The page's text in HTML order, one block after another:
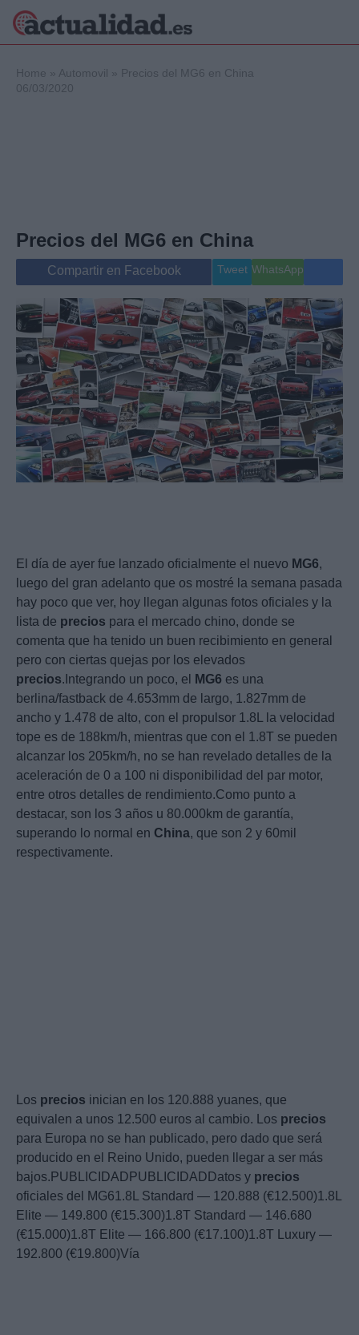
Internacional
Salud y Bienestar
Gente
Musica
Home » Automovil » Precios del MG6 en China
06/03/2020
Precios del MG6 en China
Compartir en Facebook Tweet WhatsApp
El día de ayer fue lanzado oficialmente el nuevo MG6,
luego del gran adelanto que os mostré la semana pasada
hay poco que ver, hoy llegan algunas fotos oficiales y la
lista de precios para el mercado chino, donde se
comenta que ha tenido un buen recibimiento en general
pero con ciertas quejas por los elevados
precios.Integrando un poco, el MG6 es una
berlina/fastback de 4.653mm de largo, 1.827mm de
ancho y 1.478 de alto, con el propulsor 1.8L la velocidad
tope es de 188km/h, mientras que con el 1.8T se pueden
alcanzar los 205km/h, no se han revelado detalles de la
aceleración de 0 a 100 ni disponibilidad del par motor,
entre otros detalles de rendimiento.Como punto a
destacar, son los 3 años u 80.000km de garantía,
superando lo normal en China, que son 2 y 60mil
respectivamente.
Los precios inician en los 120.888 yuanes, que
equivalen a unos 12.500 euros al cambio. Los precios
para Europa no se han publicado, pero dado que será
producido en el Reino Unido, pueden llegar a ser más
bajos.PUBLICIDADPUBLICIDADDatos y precios
oficiales del MG61.8L Standard — 120.888 (€12.500)1.8L
Elite — 149.800 (€15.300)1.8T Standard — 146.680
(€15.000)1.8T Elite — 166.800 (€17.100)1.8T Luxury —
192.800 (€19.800)Vía